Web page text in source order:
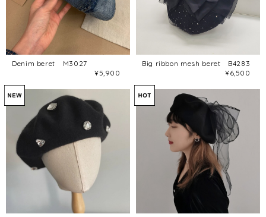
Denim beret M3027
¥5,900
Big ribbon mesh beret B4283
¥6,500